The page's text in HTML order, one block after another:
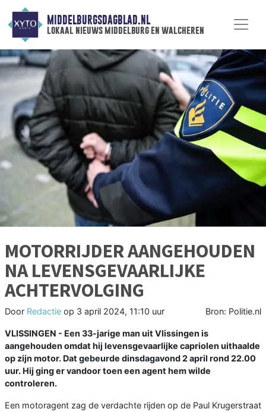
MIDDELBURGSDAGBLAD.NL
lokaal nieuws middelburg en walcheren
MOTORRIJDER AANGEHOUDEN
NA LEVENSGEVAARLIJKE
ACHTERVOLGING
Door Redactie op 3 april 2024, 11:10 uur Bron: Politie.nl
VLISSINGEN - Een 33-jarige man uit Vlissingen is
aangehouden omdat hij levensgevaarlijke capriolen uithaalde
op zijn motor. Dat gebeurde dinsdagavond 2 april rond 22.00
uur. Hij ging er vandoor toen een agent hem wilde
controleren.
Een motoragent zag de verdachte rijden op de Paul Krugerstraat